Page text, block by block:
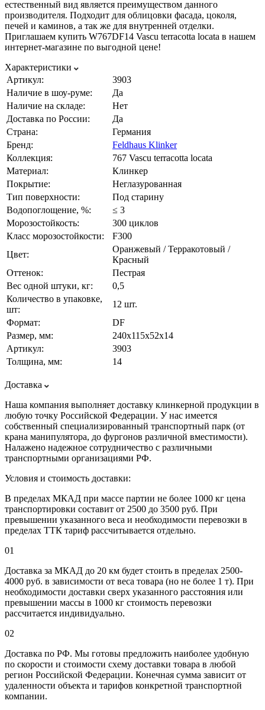
естественный вид является преимуществом данного
производителя. Подходит для облицовки фасада, цоколя,
печей и каминов, а так же для внутренней отделки.
Приглашаем купить W767DF14 Vascu terracotta locata в нашем
интернет-магазине по выгодной цене!
Характеристики
Артикул:
3903
Наличие в шоу-руме:
Да
Наличие на складе:
Нет
Доставка по России:
Да
Страна:
Германия
Бренд:
Feldhaus Klinker
Коллекция:
767 Vascu terracotta locata
Материал:
Клинкер
Покрытие:
Неглазурованная
Тип поверхности:
Под старину
Водопоглощение, %:
≤ 3
Морозостойкость:
300 циклов
Класс морозостойкости:
F300
Цвет:
Оранжевый / Терракотовый /
Красный
Оттенок:
Пестрая
Вес одной штуки, кг:
0,5
Количество в упаковке,
шт:
12 шт.
Формат:
DF
Размер, мм:
240х115х52х14
Артикул:
3903
Толщина, мм:
14
Доставка
Наша компания выполняет доставку клинкерной продукции в
любую точку Российской Федерации. У нас имеется
собственный специализированный транспортный парк (от
крана манипулятора, до фургонов различной вместимости).
Налажено надежное сотрудничество с различными
транспортными организациями РФ.
Условия и стоимость доставки:
В пределах МКАД при массе партии не более 1000 кг цена
транспортировки составит от 2500 до 3500 руб. При
превышении указанного веса и необходимости перевозки в
пределах ТТК тариф рассчитывается отдельно.
01
Доставка за МКАД до 20 км будет стоить в пределах 2500-
4000 руб. в зависимости от веса товара (но не более 1 т). При
необходимости доставки сверх указанного расстояния или
превышении массы в 1000 кг стоимость перевозки
рассчитается индивидуально.
02
Доставка по РФ. Мы готовы предложить наиболее удобную
по скорости и стоимости схему доставки товара в любой
регион Российской Федерации. Конечная сумма зависит от
удаленности объекта и тарифов конкретной транспортной
компании.